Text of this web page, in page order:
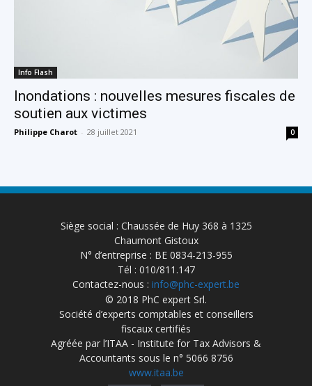
Info Flash
Inondations : nouvelles mesures fiscales de
soutien aux victimes
Philippe Charot - 28 juillet 2021 0
Siège social : Chaussée de Huy 368 à 1325
Chaumont Gistoux
N° d’entreprise : BE 0834-213-955
Tél : 010/811.147
Contactez-nous : info@phc-expert.be
© 2018 PhC expert Srl.
Société d’experts comptables et conseillers
fiscaux certifiés
Agréée par l’ITAA - Institute for Tax Advisors &
Accountants sous le n° 5066 8756
www.itaa.be